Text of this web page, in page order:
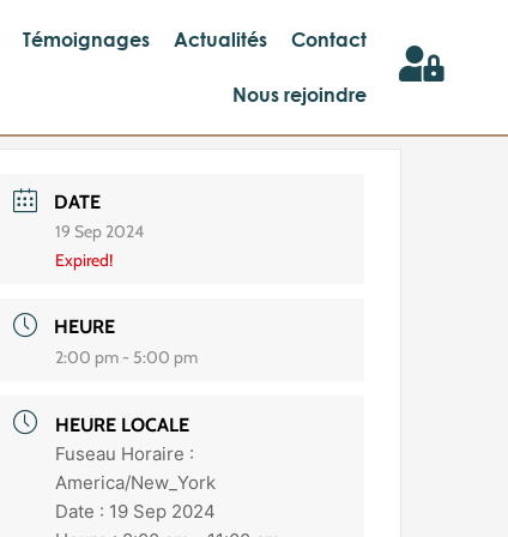
Témoignages Actualités Contact
Nous rejoindre
DATE
19 Sep 2024
Expired!
HEURE
2:00 pm - 5:00 pm
HEURE LOCALE
Fuseau Horaire :
America/New_York
Date : 19 Sep 2024